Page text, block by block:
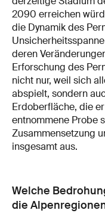
2090 erreichen
die Dynamik des
deren
Erforschung des
nicht nur, weil sich
abspielt, sondern
Erdoberfläche, die
entnommene Probe
Zusammensetzung
insgesamt aus.
Welche
die